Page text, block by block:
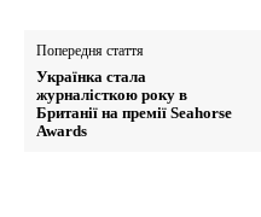
Попередня стаття
Українка стала
журналісткою року в
Британії на премії Seahorse
Awards